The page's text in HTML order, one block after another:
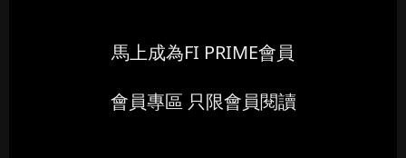
馬上成為FI PRIME會員
會員專區 只限會員閱讀